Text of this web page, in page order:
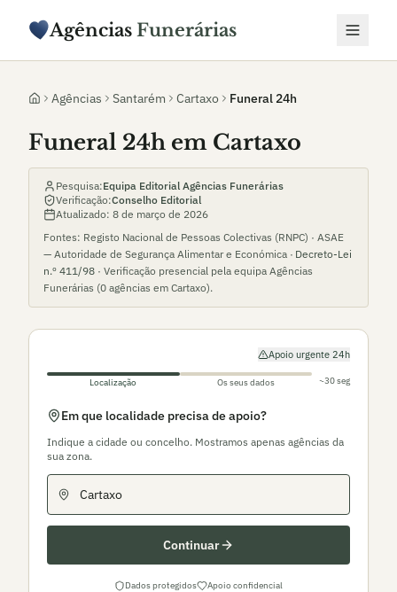
Agências Funerárias
Agências Santarém Cartaxo Funeral 24h
Funeral 24h em Cartaxo
Pesquisa:Equipa Editorial Agências Funerárias
Verificação:Conselho Editorial
Atualizado: 8 de março de 2026
Fontes: Registo Nacional de Pessoas Colectivas (RNPC) · ASAE
— Autoridade de Segurança Alimentar e Económica · Decreto-Lei
n.º 411/98 · Verificação presencial pela equipa Agências
Funerárias (0 agências em Cartaxo).
Apoio urgente 24h
Localização Os seus dados ~30 seg
Em que localidade precisa de apoio?
Indique a cidade ou concelho. Mostramos apenas agências da
sua zona.
Continuar
Dados protegidos Apoio confidencial